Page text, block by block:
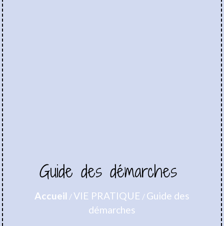
Guide des démarches
Accueil /VIE PRATIQUE / Guide des
démarches